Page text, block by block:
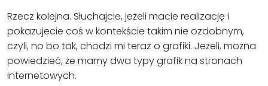
Rzecz kolejna. Słuchajcie, jeżeli macie realizację i
pokazujecie coś w kontekście takim nie ozdobnym,
czyli, no bo tak, chodzi mi teraz o grafiki. Jeżeli, można
powiedzieć, że mamy dwa typy grafik na stronach
internetowych.